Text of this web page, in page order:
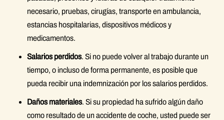
necesario, pruebas, cirugías, transporte en ambulancia,
estancias hospitalarias, dispositivos médicos y
medicamentos.
Salarios perdidos. Si no puede volver al trabajo durante un
tiempo, o incluso de forma permanente, es posible que
pueda recibir una indemnización por los salarios perdidos.
Daños materiales. Si su propiedad ha sufrido algún daño
como resultado de un accidente de coche, usted puede ser